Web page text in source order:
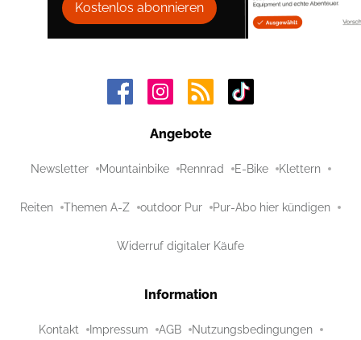
Kostenlos abonnieren
Angebote
Newsletter Mountainbike Rennrad E-Bike Klettern
Reiten Themen A-Z outdoor Pur Pur-Abo hier kündigen
Widerruf digitaler Käufe
Information
Kontakt Impressum AGB Nutzungsbedingungen